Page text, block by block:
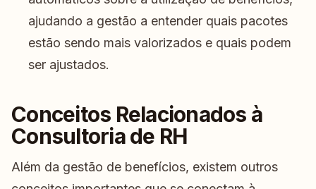
ajudando a gestão a entender quais pacotes
estão sendo mais valorizados e quais podem
ser ajustados.
Conceitos Relacionados à
Consultoria de RH
Além da gestão de benefícios, existem outros